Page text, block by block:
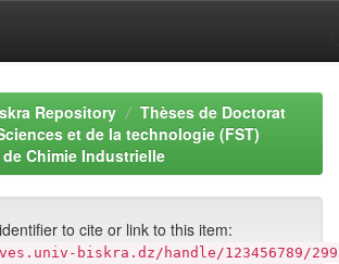
Repository
Thèses de Doctorat
et de la technologie (FST)
de Chimie Industrielle
to cite or link to this item:
biskra.dz/handle/123456789/